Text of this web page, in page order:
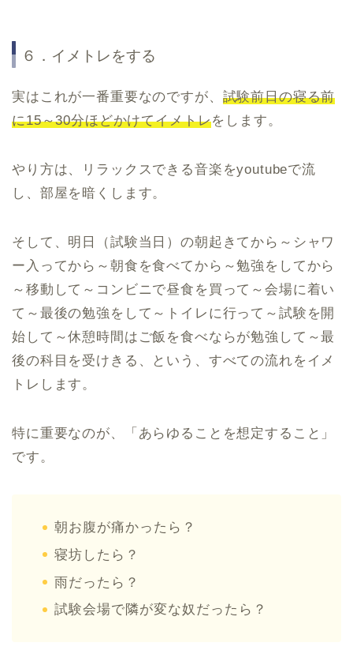
６．イメトレをする
実はこれが一番重要なのですが、 試験前日の寝る前
に15～30分ほどかけてイメトレをします。
やり方は、リラックスできる音楽をyoutubeで流
し、部屋を暗くします。
そして、明日（試験当日）の朝起きてから～シャワ
ー入ってから～朝食を食べてから～勉強をしてから
～移動して～コンビニで昼食を買って～会場に着い
て～最後の勉強をして～トイレに行って～試験を開
始して～休憩時間はご飯を食べならが勉強して～最
後の科目を受けきる、という、すべての流れをイメ
トレします。
特に重要なのが、「あらゆることを想定すること」
です。
朝お腹が痛かったら？
寝坊したら？
雨だったら？
試験会場で隣が変な奴だったら？